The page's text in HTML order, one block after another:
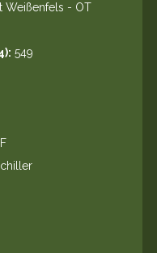
Weißenfels - OT
549